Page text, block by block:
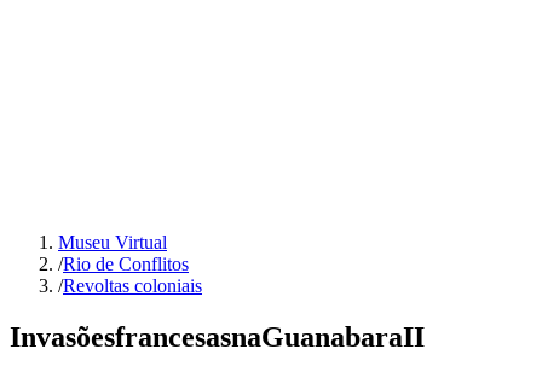
Museu Virtual
/Rio de Conflitos
/Revoltas coloniais
InvasõesfrancesasnaGuanabaraII